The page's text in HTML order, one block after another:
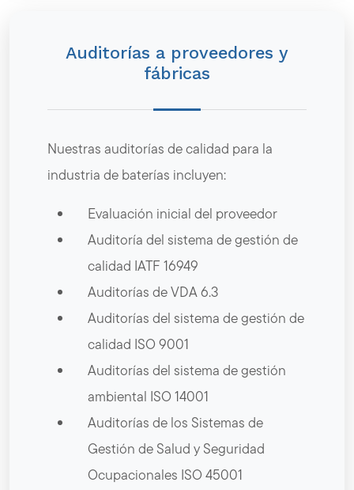
Auditorías a proveedores y
fábricas
Nuestras auditorías de calidad para la
industria de baterías incluyen:
Evaluación inicial del proveedor
Auditoría del sistema de gestión de
calidad IATF 16949
Auditorías de VDA 6.3
Auditorías del sistema de gestión de
calidad ISO 9001
Auditorías del sistema de gestión
ambiental ISO 14001
Auditorías de los Sistemas de
Gestión de Salud y Seguridad
Ocupacionales ISO 45001